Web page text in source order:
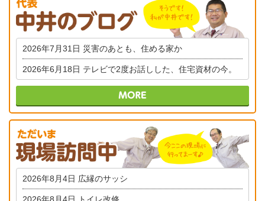
2026年7月31日 災害のあとも、住める家か
2026年6月18日 テレビで2度お話しした、住宅資材の今。
2026年8月4日 広縁のサッシ
2026年8月4日 トイレ改修